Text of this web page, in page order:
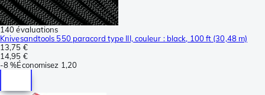
140 évaluations
Knivesandtools 550 paracord type III, couleur : black, 100 ft (30,48 m)
13,75 €
14,95 €
-8 %Économisez 1,20